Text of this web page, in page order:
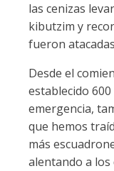
las cenizas
kibutzim y
fueron
Desde el
establecido
emergencia,
que hemos
más
alentando a los